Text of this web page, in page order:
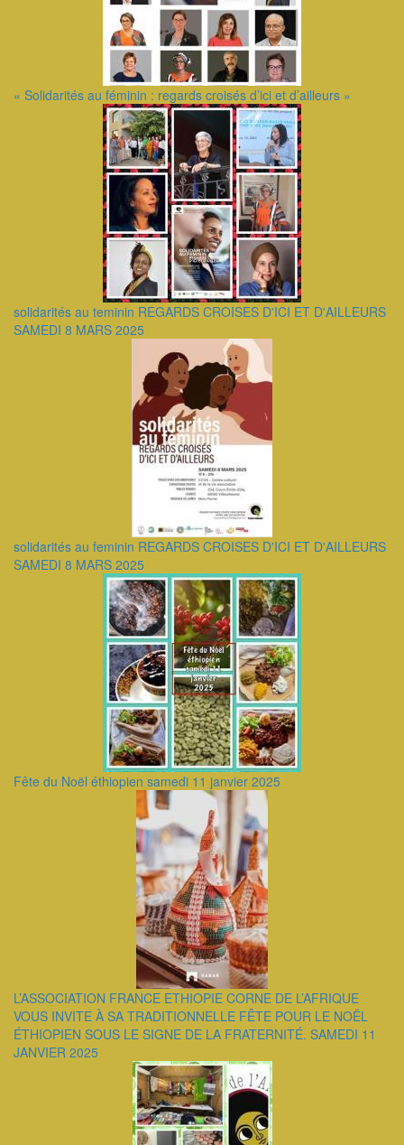
« Solidarités au féminin : regards croisés d’ici et d’ailleurs »
solidarités au teminin REGARDS CROISES D'ICI ET D'AILLEURS
SAMEDI 8 MARS 2025
solidarités au feminin REGARDS CROISES D'ICI ET D'AILLEURS
SAMEDI 8 MARS 2025
Fête du Noël éthiopien samedi 11 janvier 2025
L’ASSOCIATION FRANCE ETHIOPIE CORNE DE L’AFRIQUE
VOUS INVITE À SA TRADITIONNELLE FÊTE POUR LE NOËL
ÉTHIOPIEN SOUS LE SIGNE DE LA FRATERNITÉ. SAMEDI 11
JANVIER 2025